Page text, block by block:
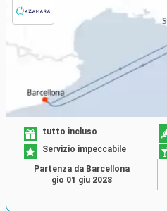
tutto incluso
Servizio impeccabile
Partenza da Barcellona
gio 01 giu 2028